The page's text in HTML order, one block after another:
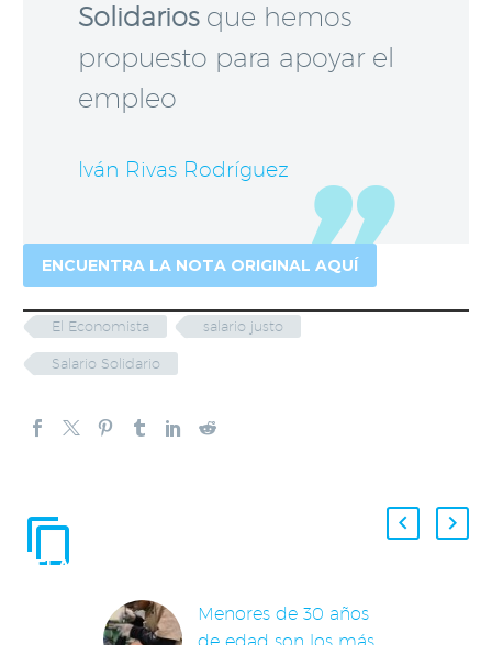
Solidariosque hemos
propuesto para apoyar el
empleo
Iván Rivas Rodríguez
ENCUENTRA LA NOTA ORIGINAL AQUÍ
El Economista salario justo
Salario Solidario
RELACIONADAS
Menores de 30 años